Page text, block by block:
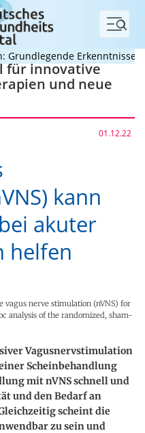
Menü
Erkenntnisse zur
für innovative
und neue
01.12.22
kann
akuter
helfen
nerve stimulation (nVNS) for
analysis of the randomized, sham-
Vagusnervstimulation
Scheinbehandlung
mit nVNS schnell und
und den Bedarf an
scheint die
zu sein und